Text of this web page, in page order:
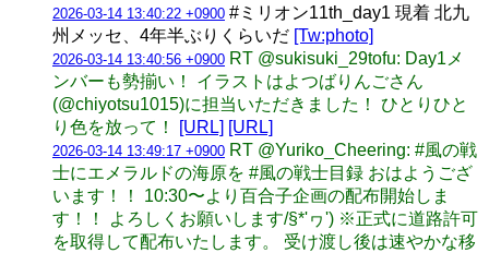
2026-03-14 13:40:22 +0900 #ミリオン11th_day1 現着 北九
州メッセ、4年半ぶりくらいだ [Tw:photo]
2026-03-14 13:40:56 +0900 RT @sukisuki_29tofu: Day1メ
ンバーも勢揃い！ イラストはよつばりんごさん
(@chiyotsu1015)に担当いただきました！ ひとりひと
り色を放って！
[URL] [URL]
2026-03-14 13:49:17 +0900 RT @Yuriko_Cheering: #風の戦
士にエメラルドの海原を #風の戦士目録 おはようござ
います！！ 10:30〜より百合子企画の配布開始しま
す！！ よろしくお願いします/§*'ヮ') ※正式に道路許可
を取得して配布いたします。 受け渡し後は速やかな移